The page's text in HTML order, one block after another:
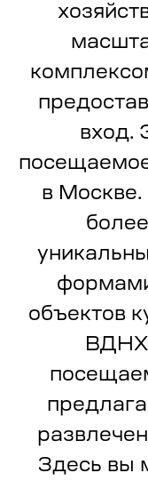
вход.
в
объектов
Здесь вы